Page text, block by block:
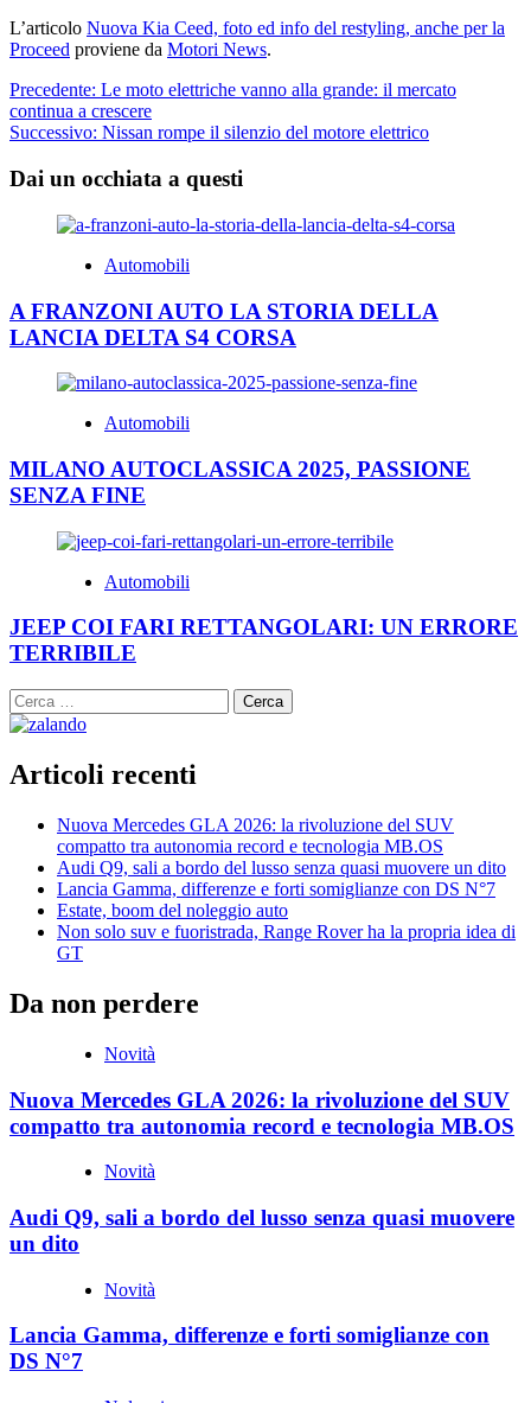
L’articolo Nuova Kia Ceed, foto ed info del restyling, anche per la
Proceed proviene da Motori News.
Navigazione
articolo
Precedente: Le moto elettriche vanno alla grande: il mercato
continua a crescere
Successivo: Nissan rompe il silenzio del motore elettrico
Dai un occhiata a questi
Automobili
A FRANZONI AUTO LA STORIA DELLA
LANCIA DELTA S4 CORSA
Automobili
MILANO AUTOCLASSICA 2025, PASSIONE
SENZA FINE
Automobili
JEEP COI FARI RETTANGOLARI: UN ERRORE
TERRIBILE
Ricerca
per:
Articoli recenti
Nuova Mercedes GLA 2026: la rivoluzione del SUV
compatto tra autonomia record e tecnologia MB.OS
Audi Q9, sali a bordo del lusso senza quasi muovere un dito
Lancia Gamma, differenze e forti somiglianze con DS N°7
Estate, boom del noleggio auto
Non solo suv e fuoristrada, Range Rover ha la propria idea di
GT
Da non perdere
Novità
Nuova Mercedes GLA 2026: la rivoluzione del SUV
compatto tra autonomia record e tecnologia MB.OS
Novità
Audi Q9, sali a bordo del lusso senza quasi muovere
un dito
Novità
Lancia Gamma, differenze e forti somiglianze con
DS N°7